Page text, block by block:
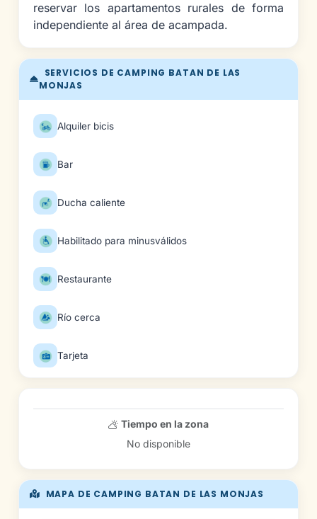
SERVICIOS DE CAMPING BATAN DE LAS
MONJAS
Alquiler bicis
Bar
Ducha caliente
Habilitado para minusválidos
Restaurante
Río cerca
Tarjeta
MAPA DE CAMPING BATAN DE LAS MONJAS
reservar los apartamentos rurales de forma
independiente al área de acampada.
Tiempo en la zona
No disponible